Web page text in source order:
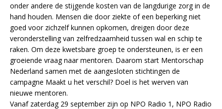
onder andere de stijgende kosten van de langdurige zorg in de
hand houden. Mensen die door ziekte of een beperking niet
goed voor zichzelf kunnen opkomen, dreigen door deze
veronderstelling van zelfredzaamheid tussen wal en schip te
raken. Om deze kwetsbare groep te ondersteunen, is er een
groeiende vraag naar mentoren. Daarom start Mentorschap
Nederland samen met de aangesloten stichtingen de
campagne Maakt u het verschil? Doel is het werven van
nieuwe mentoren.
Vanaf zaterdag 29 september zijn op NPO Radio 1, NPO Radio